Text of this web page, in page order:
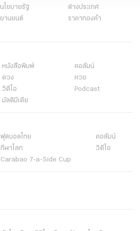
นโยบายรัฐ
ต่างประเทศ
ยานยนต์
ราคาทองคำ
หนังสือพิมพ์
คอลัมน์
ดวง
หวย
วิดีโอ
Podcast
มัลติมีเดีย
ฟุตบอลไทย
คอลัมน์
กีฬาโลก
วิดีโอ
Carabao 7-a-Side Cup